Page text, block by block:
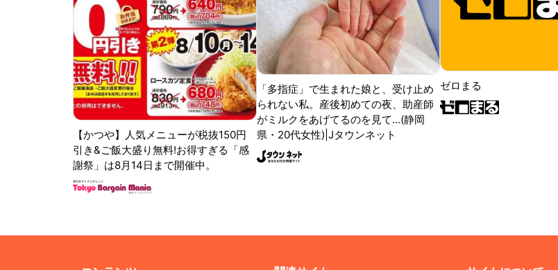
【かつや】人気メニューが税抜150円
引き&ご飯大盛り無料!お得すぎる「感
謝祭」は8月14日まで開催中。
「多指症」で生まれた娘と、受け止め
られない私。産後初めての夜、助産師
がミルクをあげてるのを見て...(静岡
県・20代女性)|Jタウンネット
ゼロまる